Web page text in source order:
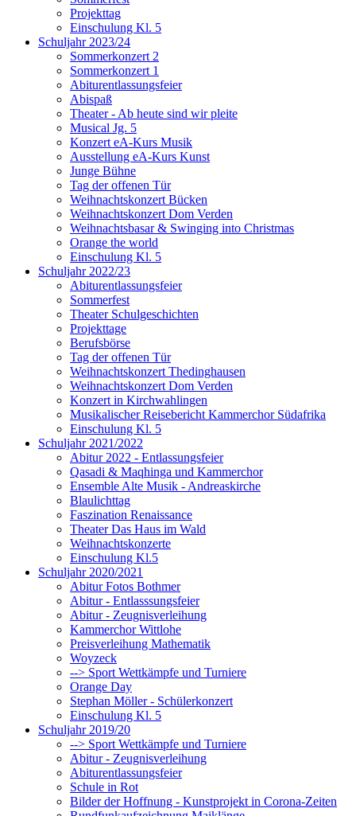
Projekttag
Einschulung Kl. 5
Schuljahr 2023/24
Sommerkonzert 2
Sommerkonzert 1
Abiturentlassungsfeier
Abispaß
Theater - Ab heute sind wir pleite
Musical Jg. 5
Konzert eA-Kurs Musik
Ausstellung eA-Kurs Kunst
Junge Bühne
Tag der offenen Tür
Weihnachtskonzert Bücken
Weihnachtskonzert Dom Verden
Weihnachtsbasar & Swinging into Christmas
Orange the world
Einschulung Kl. 5
Schuljahr 2022/23
Abiturentlassungsfeier
Sommerfest
Theater Schulgeschichten
Projekttage
Berufsbörse
Tag der offenen Tür
Weihnachtskonzert Thedinghausen
Weihnachtskonzert Dom Verden
Konzert in Kirchwahlingen
Musikalischer Reisebericht Kammerchor Südafrika
Einschulung Kl. 5
Schuljahr 2021/2022
Abitur 2022 - Entlassungsfeier
Qasadi & Maqhinga und Kammerchor
Ensemble Alte Musik - Andreaskirche
Blaulichttag
Faszination Renaissance
Theater Das Haus im Wald
Weihnachtskonzerte
Einschulung Kl.5
Schuljahr 2020/2021
Abitur Fotos Bothmer
Abitur - Entlasssungsfeier
Abitur - Zeugnisverleihung
Kammerchor Wittlohe
Preisverleihung Mathematik
Woyzeck
--> Sport Wettkämpfe und Turniere
Orange Day
Stephan Möller - Schülerkonzert
Einschulung Kl. 5
Schuljahr 2019/20
--> Sport Wettkämpfe und Turniere
Abitur - Zeugnisverleihung
Abiturentlassungsfeier
Schule in Rot
Bilder der Hoffnung - Kunstprojekt in Corona-Zeiten